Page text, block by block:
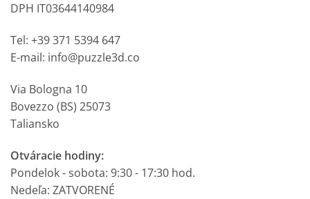
DPH IT03644140984
Tel: +39 371 5394 647
E-mail: info@puzzle3d.co
Via Bologna 10
Bovezzo (BS) 25073
Taliansko
Otváracie hodiny:
Pondelok - sobota: 9:30 - 17:30 hod.
Nedeľa: ZATVORENÉ